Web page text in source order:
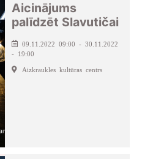
Aicinājums
palīdzēt Slavutičai
09.11.2022 09:00 - 30.11.2022
- 19:00
Aizkraukles kultūras centrs